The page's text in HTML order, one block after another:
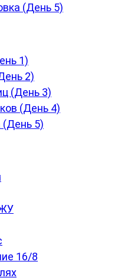
(День 5)
1)
2)
(День 3)
(День 4)
(День 5)
16/8